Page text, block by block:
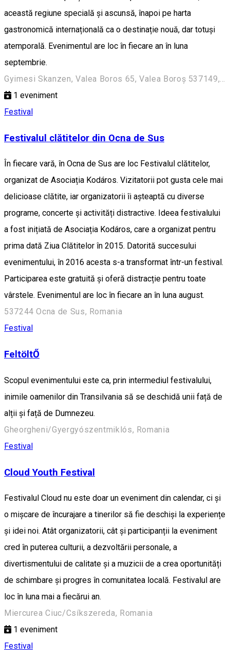
această regiune specială și ascunsă, înapoi pe harta
gastronomică internațională ca o destinație nouă, dar totuși
atemporală. Evenimentul are loc în fiecare an în luna
septembrie.
Gyimesi Skanzen, Valea Boros 65, Valea Boroș 537149, Romania
1 eveniment
Festival
Festivalul clătitelor din Ocna de Sus
În fiecare vară, în Ocna de Sus are loc Festivalul clătitelor,
organizat de Asociația Kodáros. Vizitatorii pot gusta cele mai
delicioase clătite, iar organizatorii îi așteaptă cu diverse
programe, concerte și activități distractive. Ideea festivalului
a fost inițiată de Asociația Kodáros, care a organizat pentru
prima dată Ziua Clătitelor în 2015. Datorită succesului
evenimentului, în 2016 acesta s-a transformat într-un festival.
Participarea este gratuită și oferă distracție pentru toate
vârstele. Evenimentul are loc în fiecare an în luna august.
537244 Ocna de Sus, Romania
Festival
FeltöltŐ
Scopul evenimentului este ca, prin intermediul festivalului,
inimile oamenilor din Transilvania să se deschidă unii față de
alții și față de Dumnezeu.
Gheorgheni/Gyergyószentmiklós, Romania
Festival
Cloud Youth Festival
Festivalul Cloud nu este doar un eveniment din calendar, ci și
o mișcare de încurajare a tinerilor să fie deschiși la experiențe
și idei noi. Atât organizatorii, cât și participanții la eveniment
cred în puterea culturii, a dezvoltării personale, a
divertismentului de calitate și a muzicii de a crea oportunități
de schimbare și progres în comunitatea locală. Festivalul are
loc în luna mai a fiecărui an.
Miercurea Ciuc/Csíkszereda, Romania
1 eveniment
Festival